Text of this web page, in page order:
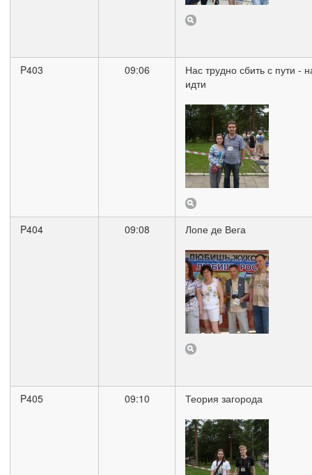
P403 09:06
Нас трудно сбить с пути -
идти
P404 09:08 Лопе де Вега
P405 09:10 Теория загорода